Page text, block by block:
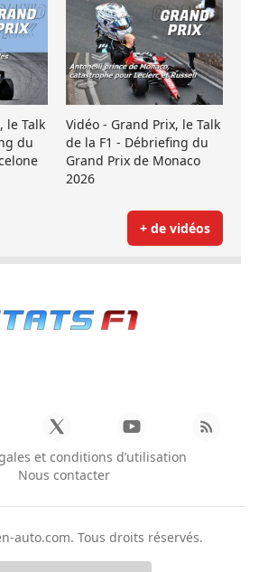
le Talk
du
Vidéo - Grand Prix, le Talk
de la F1 - Débriefing du
Grand Prix de Monaco
2026
+ de vidéos
et conditions d’utilisation
Nous contacter
auto.com. Tous droits réservés.